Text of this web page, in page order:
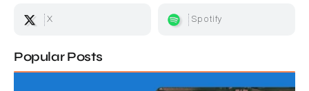
X Spotify
Popular Posts